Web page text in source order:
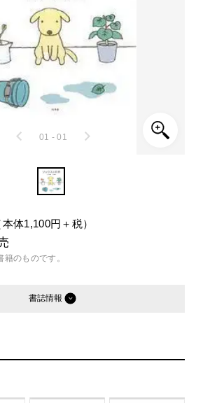
01 - 01
本体1,100円＋税）
のものです。
書誌情報
9784344014664